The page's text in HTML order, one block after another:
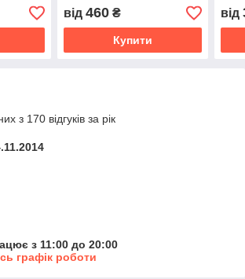
від 460₴
Купити
від
з 170 відгуків за рік
з 11:00 до 20:00
графік роботи